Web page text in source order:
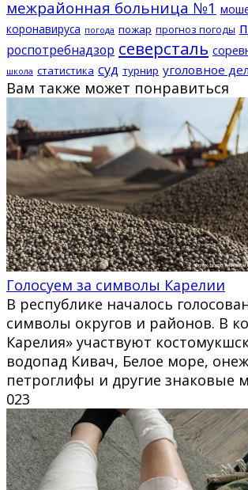
межрайонная больница №1
коронавируса погода пожар прогноз погоды
роспотребнадзор северсталь
школа статистика суд турнир уголовное
Вам также может понравиться
Голосуем за символы Карелии
В республике началось
символы округов и районов. В
Карелия» участвуют
водопад Кивач, Белое море,
петроглифы и другие знаковые
023